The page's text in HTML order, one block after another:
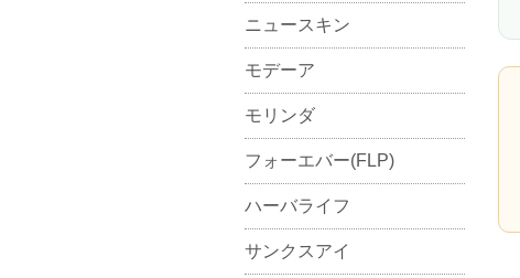
ニュースキン
モデーア
モリンダ
フォーエバー(FLP)
ハーバライフ
サンクスアイ